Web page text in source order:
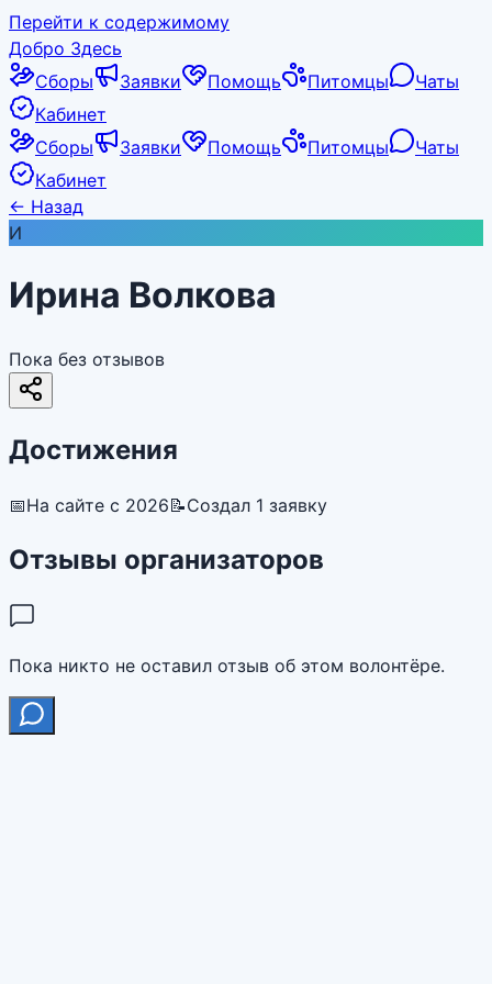
Перейти к содержимому
Добро Здесь
Сборы
Заявки Помощь Питомцы
Чаты
Кабинет
Сборы
Заявки Помощь Питомцы
Чаты
Кабинет
← Назад
И
Ирина Волкова
Пока без отзывов
Достижения
📅На сайте с 2026📝Создал 1 заявку
Отзывы организаторов
Пока никто не оставил отзыв об этом волонтёре.